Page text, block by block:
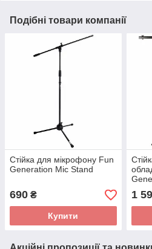
Подібні товари компанії
Стійка для мікрофону Fun
Generation Mic Stand
690 ₴
Купити
1